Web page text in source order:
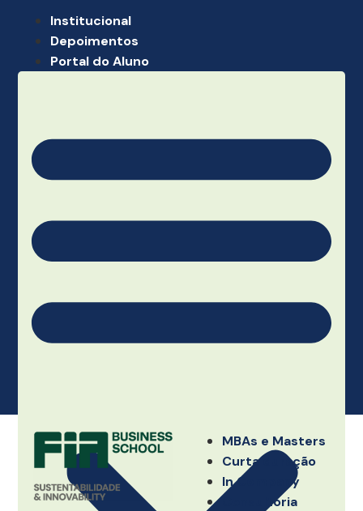
Institucional
Depoimentos
Portal do Aluno
MBAs e Masters
Curta duração
In Company
Consultoria